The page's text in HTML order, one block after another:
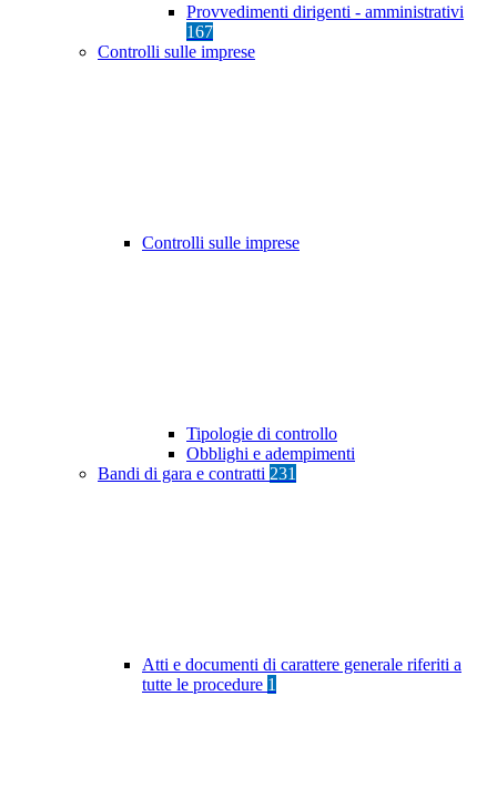
Provvedimenti dirigenti - amministrativi
167
Controlli sulle imprese
Controlli sulle imprese
Tipologie di controllo
Obblighi e adempimenti
Bandi di gara e contratti 231
Atti e documenti di carattere generale riferiti a
tutte le procedure 1